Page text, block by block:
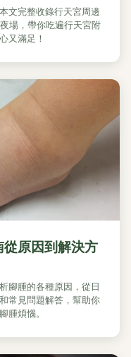
文完整收錄行天宮周邊
場，帶你吃遍行天宮附
又滿足！
原因到解決方
腳腫的各種原因，從日
常見問題解答，幫助你
腫煩惱。